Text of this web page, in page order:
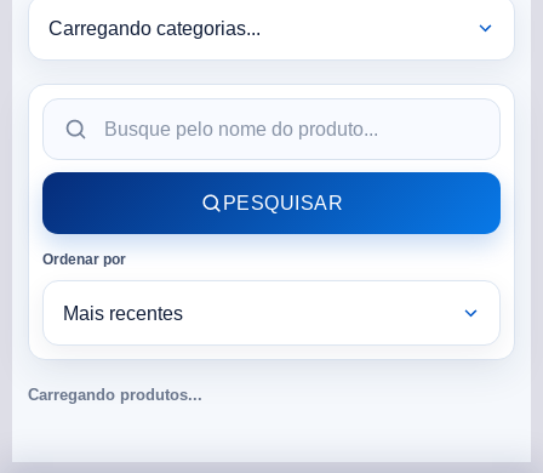
PESQUISAR
Ordenar por
Carregando produtos...